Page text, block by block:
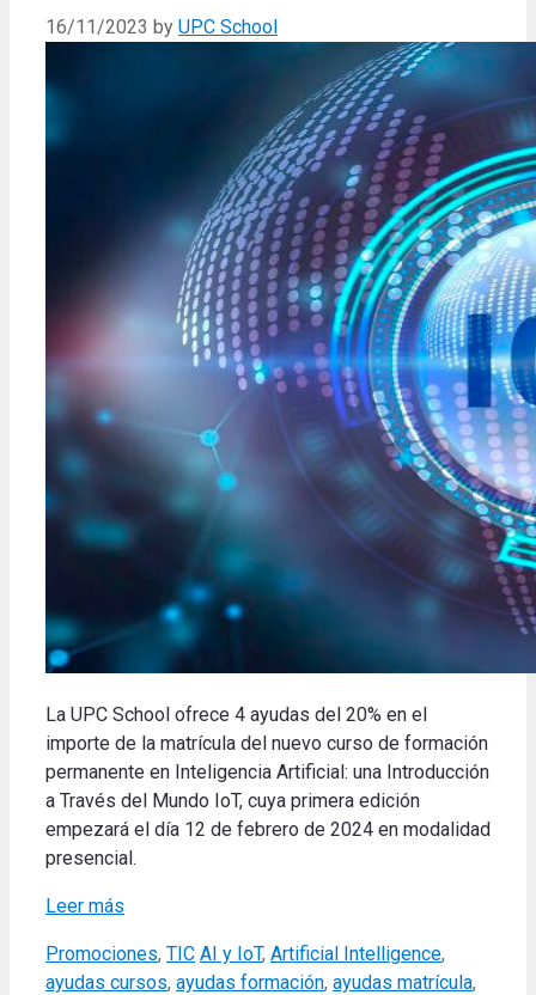
16/11/2023 by UPC School
La UPC School ofrece 4 ayudas del 20% en el
importe de la matrícula del nuevo curso de formación
permanente en Inteligencia Artificial: una Introducción
a Través del Mundo IoT, cuya primera edición
empezará el día 12 de febrero de 2024 en modalidad
presencial.
Leer más
Categories
Promociones, TIC Tags
AI y IoT, Artificial Intelligence,
ayudas cursos, ayudas formación, ayudas matrícula,